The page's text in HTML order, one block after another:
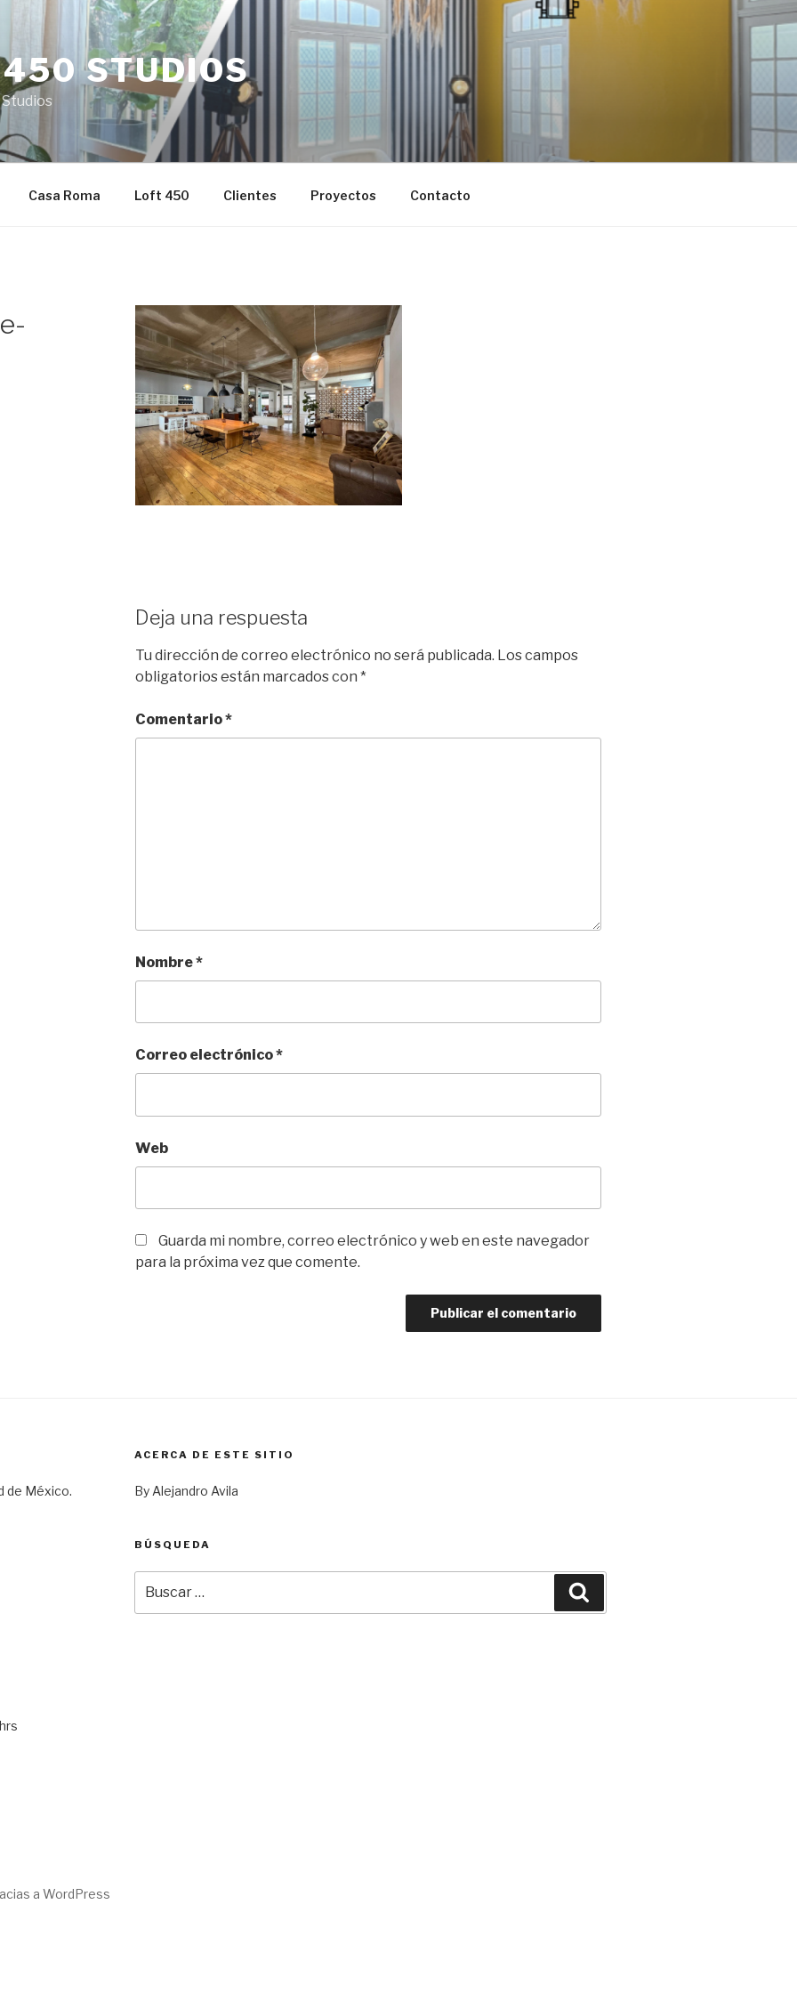
STUDIOS
Casa Roma Loft 450 Clientes Proyectos Contacto
Deja una respuesta
Tu dirección de correo electrónico no será publicada. Los campos
obligatorios están marcados con *
Comentario*
Nombre*
Correo electrónico*
Web
Guarda mi nombre, correo electrónico y web en este navegador
para la próxima vez que comente.
de México.
ACERCA DE ESTE SITIO
By Alejandro Avila
BÚSQUEDA
por:
a WordPress